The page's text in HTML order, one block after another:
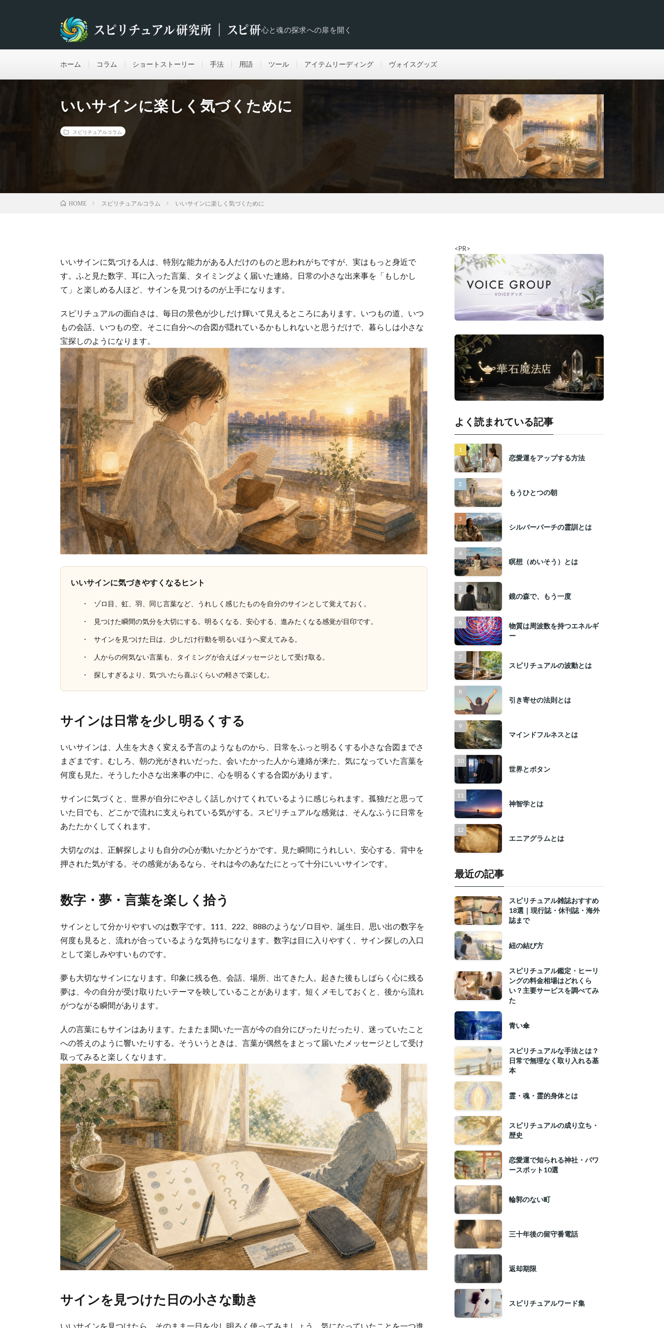
心と魂の探求への扉を開く
ホーム コラム ショートストーリー 手法 用語 ツール アイテムリーディング ヴォイスグッズ
いいサインに楽しく気づくために
スピリチュアルコラム
HOME スピリチュアルコラム いいサインに楽しく気づくために
いいサインに気づける人は、特別な能力がある人だけのものと思われがちですが、実はもっと身近で
す。ふと見た数字、耳に入った言葉、タイミングよく届いた連絡。日常の小さな出来事を「もしかし
て」と楽しめる人ほど、サインを見つけるのが上手になります。
スピリチュアルの面白さは、毎日の景色が少しだけ輝いて見えるところにあります。いつもの道、いつ
もの会話、いつもの空。そこに自分への合図が隠れているかもしれないと思うだけで、暮らしは小さな
宝探しのようになります。
いいサインに気づきやすくなるヒント
ゾロ目、虹、羽、同じ言葉など、うれしく感じたものを自分のサインとして覚えておく。
見つけた瞬間の気分を大切にする。明るくなる、安心する、進みたくなる感覚が目印です。
サインを見つけた日は、少しだけ行動を明るいほうへ変えてみる。
人からの何気ない言葉も、タイミングが合えばメッセージとして受け取る。
探しすぎるより、気づいたら喜ぶくらいの軽さで楽しむ。
サインは日常を少し明るくする
いいサインは、人生を大きく変える予言のようなものから、日常をふっと明るくする小さな合図までさ
まざまです。むしろ、朝の光がきれいだった、会いたかった人から連絡が来た、気になっていた言葉を
何度も見た。そうした小さな出来事の中に、心を明るくする合図があります。
サインに気づくと、世界が自分にやさしく話しかけてくれているように感じられます。孤独だと思って
いた日でも、どこかで流れに支えられている気がする。スピリチュアルな感覚は、そんなふうに日常を
あたたかくしてくれます。
大切なのは、正解探しよりも自分の心が動いたかどうかです。見た瞬間にうれしい、安心する、背中を
押された気がする。その感覚があるなら、それは今のあなたにとって十分にいいサインです。
数字・夢・言葉を楽しく拾う
サインとして分かりやすいのは数字です。111、222、888のようなゾロ目や、誕生日、思い出の数字を
何度も見ると、流れが合っているような気持ちになります。数字は目に入りやすく、サイン探しの入口
として楽しみやすいものです。
夢も大切なサインになります。印象に残る色、会話、場所、出てきた人。起きた後もしばらく心に残る
夢は、今の自分が受け取りたいテーマを映していることがあります。短くメモしておくと、後から流れ
がつながる瞬間があります。
人の言葉にもサインはあります。たまたま聞いた一言が今の自分にぴったりだったり、迷っていたこと
への答えのように響いたりする。そういうときは、言葉が偶然をまとって届いたメッセージとして受け
取ってみると楽しくなります。
サインを見つけた日の小さな動き
いいサインを見つけたら、そのまま一日を少し明るく使ってみましょう。気になっていたことを一つ進
<PR>
よく読まれている記事
恋愛運をアップする方法
もうひとつの朝
シルバーバーチの霊訓とは
瞑想（めいそう）とは
鏡の森で、もう一度
物質は周波数を持つエネルギ
ー
スピリチュアルの波動とは
引き寄せの法則とは
マインドフルネスとは
世界とボタン
神智学とは
エニアグラムとは
最近の記事
スピリチュアル雑誌おすすめ
18選｜現行誌・休刊誌・海外
誌まで
紐の結び方
スピリチュアル鑑定・ヒーリ
ングの料金相場はどれくら
い？主要サービスを調べてみ
た
青い傘
スピリチュアルな手法とは？
日常で無理なく取り入れる基
本
霊・魂・霊的身体とは
スピリチュアルの成り立ち・
歴史
恋愛運で知られる神社・パワ
ースポット10選
輪郭のない町
三十年後の留守番電話
返却期限
スピリチュアルワード集